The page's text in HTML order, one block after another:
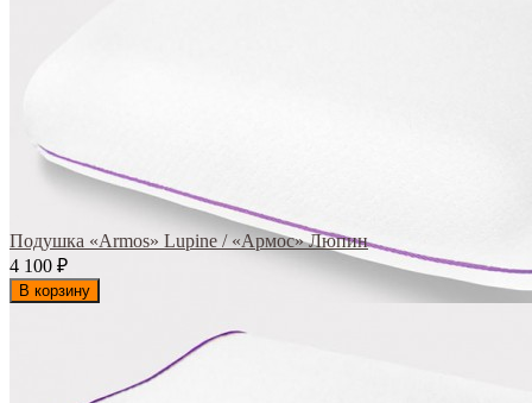
Подушка «Armos» Lupine / «Армос» Люпин
4 100 ₽
В корзину